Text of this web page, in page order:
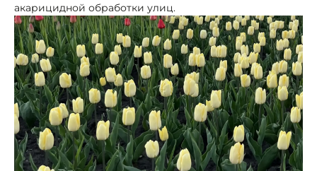
акарицидной обработки улиц.